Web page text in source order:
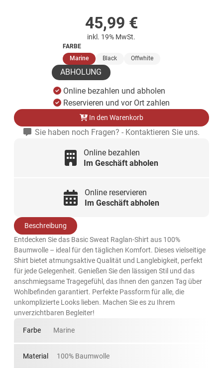
45,99 €
inkl. 19% MwSt.
FARBE
Marine(ausgewählt)
Black Offwhite
ABHOLUNG
Online bezahlen und abholen
Reservieren und vor Ort zahlen
In den Warenkorb
Sie haben noch Fragen? - Kontaktieren Sie uns.
Online bezahlen
Im Geschäft abholen
Online reservieren
Im Geschäft abholen
Beschreibung
Entdecken Sie das Basic Sweat Raglan-Shirt aus 100%
Baumwolle – ideal für den täglichen Komfort. Dieses vielseitige
Shirt bietet atmungsaktive Qualität und Langlebigkeit, perfekt
für jede Gelegenheit. Genießen Sie den lässigen Stil und das
anschmiegsame Tragegefühl, das Ihnen den ganzen Tag über
Wohlbefinden garantiert. Perfekte Passform für alle, die
unkomplizierte Looks lieben. Machen Sie es zu Ihrem
unverzichtbaren Begleiter!
Farbe Marine
Material 100% Baumwolle